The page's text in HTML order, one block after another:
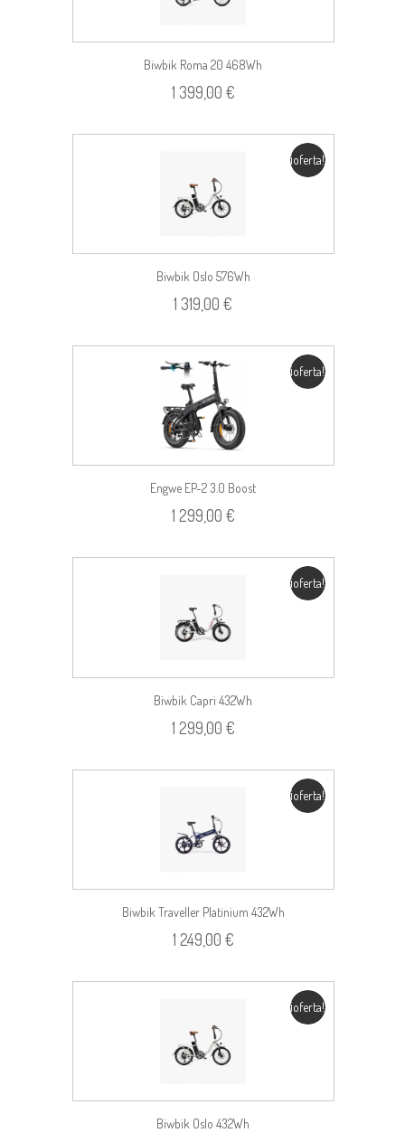
Biwbik Roma 20 468Wh
1 399,00 €
¡oferta!
Biwbik Oslo 576Wh
1 319,00 €
¡oferta!
Engwe EP-2 3.0 Boost
1 299,00 €
¡oferta!
Biwbik Capri 432Wh
1 299,00 €
¡oferta!
Biwbik Traveller Platinium 432Wh
1 249,00 €
¡oferta!
Biwbik Oslo 432Wh